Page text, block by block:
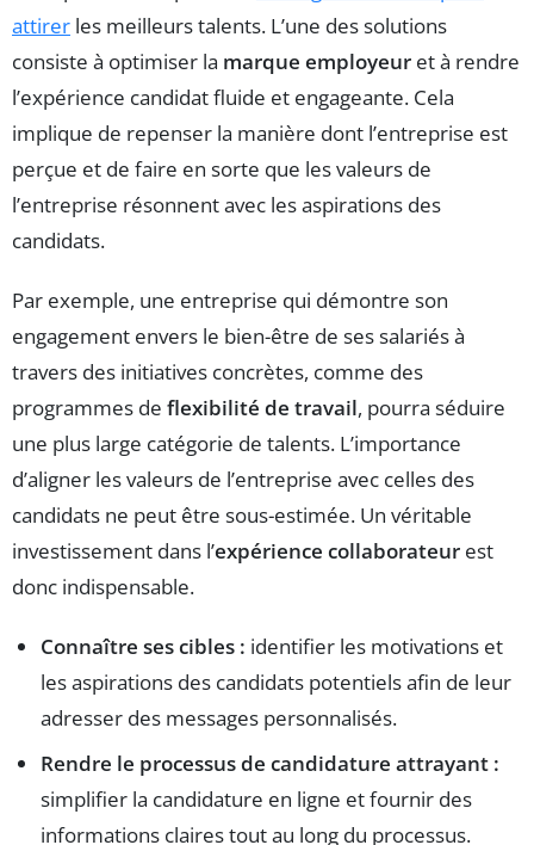
attirer les meilleurs talents. L’une des solutions
consiste à optimiser la marque employeur et à rendre
l’expérience candidat fluide et engageante. Cela
implique de repenser la manière dont l’entreprise est
perçue et de faire en sorte que les valeurs de
l’entreprise résonnent avec les aspirations des
candidats.
Par exemple, une entreprise qui démontre son
engagement envers le bien-être de ses salariés à
travers des initiatives concrètes, comme des
programmes de flexibilité de travail, pourra séduire
une plus large catégorie de talents. L’importance
d’aligner les valeurs de l’entreprise avec celles des
candidats ne peut être sous-estimée. Un véritable
investissement dans l’expérience collaborateur est
donc indispensable.
Connaître ses cibles : identifier les motivations et
les aspirations des candidats potentiels afin de leur
adresser des messages personnalisés.
Rendre le processus de candidature attrayant :
simplifier la candidature en ligne et fournir des
informations claires tout au long du processus.